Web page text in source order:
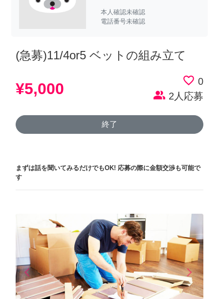
本人確認未確認
電話番号未確認
(急募)11/4or5 ベットの組み立て
¥5,000 favorite_border 0
people_alt 2人応募
終了
まずは話を聞いてみるだけでもOK! 応募の際に金額交渉も可能で
す
arrow_back_iosPrevious arrow_forward_iosNext